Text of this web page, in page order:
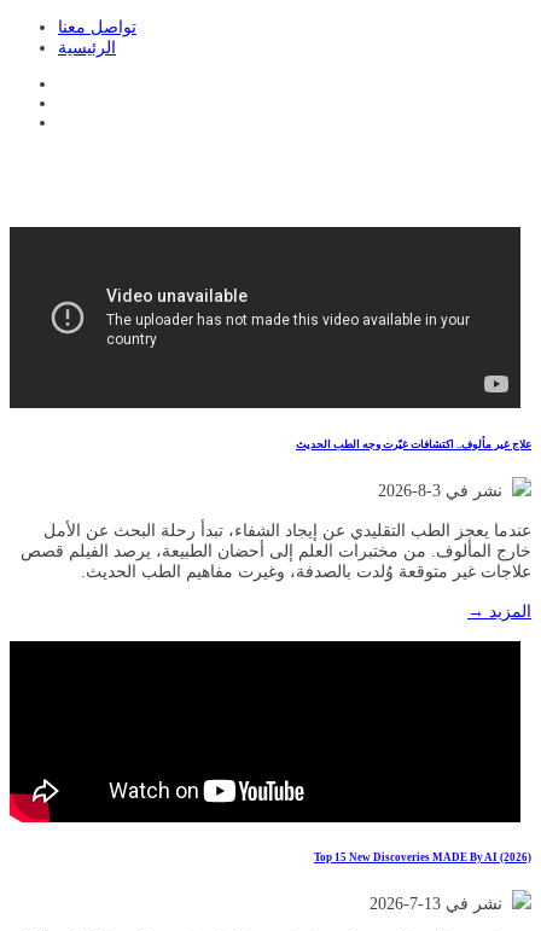
تواصل معنا
الرئيسية
علاج غير مألوف.. اكتشافات غيّرت وجه الطب الحديث
نشر في 3-8-2026
عندما يعجز الطب التقليدي عن إيجاد الشفاء، تبدأ رحلة البحث عن الأمل
خارج المألوف. من مختبرات العلم إلى أحضان الطبيعة، يرصد الفيلم قصص
علاجات غير متوقعة وُلدت بالصدفة، وغيرت مفاهيم الطب الحديث.
المزيد →
Top 15 New Discoveries MADE By AI (2026)
نشر في 13-7-2026